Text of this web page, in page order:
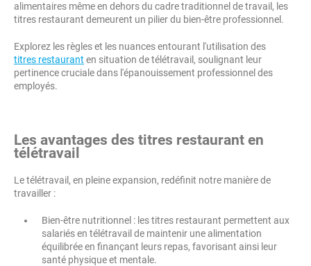
alimentaires même en dehors du cadre traditionnel de travail, les
titres restaurant demeurent un pilier du bien-être professionnel.
Explorez les règles et les nuances entourant l'utilisation des
titres restaurant en situation de télétravail, soulignant leur
pertinence cruciale dans l'épanouissement professionnel des
employés.
Les avantages des titres restaurant en
télétravail
Le télétravail, en pleine expansion, redéfinit notre manière de
travailler :
Bien-être nutritionnel : les titres restaurant permettent aux
salariés en télétravail de maintenir une alimentation
équilibrée en finançant leurs repas, favorisant ainsi leur
santé physique et mentale.